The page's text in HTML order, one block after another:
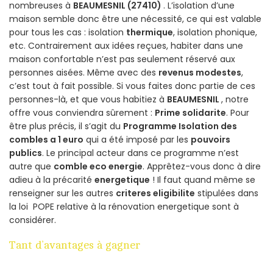
nombreuses à BEAUMESNIL (27410) . L’isolation d’une
maison semble donc être une nécessité, ce qui est valable
pour tous les cas : isolation thermique, isolation phonique,
etc. Contrairement aux idées reçues, habiter dans une
maison confortable n’est pas seulement réservé aux
personnes aisées. Même avec des revenus modestes,
c’est tout à fait possible. Si vous faites donc partie de ces
personnes-là, et que vous habitiez à BEAUMESNIL , notre
offre vous conviendra sûrement : Prime solidarite. Pour
être plus précis, il s’agit du Programme Isolation des
combles a 1 euro qui a été imposé par les pouvoirs
publics. Le principal acteur dans ce programme n’est
autre que comble eco energie. Apprêtez-vous donc à dire
adieu à la précarité energetique ! Il faut quand même se
renseigner sur les autres criteres eligibilite stipulées dans
la loi POPE relative à la rénovation energetique sont à
considérer.
Tant d’avantages à gagner